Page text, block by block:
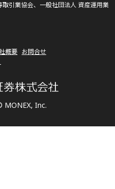
MONEX, Inc.
引業協会、一般社団法人 資産運用業
概要 お問合せ